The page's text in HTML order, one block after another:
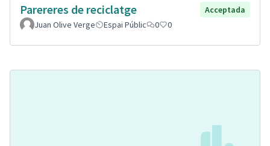
Parereres de reciclatge
Acceptada
Juan Olive Verge
Espai Públic 0 0